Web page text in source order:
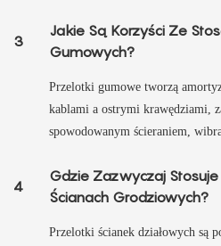
3
Jakie Są Korzyści Ze
Gumowych?
Przelotki gumowe tworzą
kablami a ostrymi krawędziami,
spowodowanym ścieraniem,
4
Gdzie Zazwyczaj Stosuje
Ścianach Grodziowych?
Przelotki ścianek działowych są